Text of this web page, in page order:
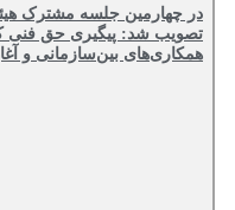
در چهارمین جلسه مشترک
تصویب شد: پیگیری حق فنی
همکاری‌های بین‌سازمانی و